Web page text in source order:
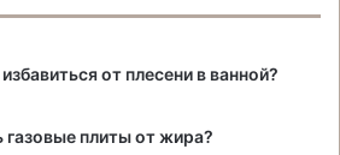
от плесени в ванной?
газовые плиты от жира?